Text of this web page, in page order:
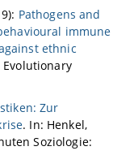
Pathogens and
immune
ethnic
Evolutionary
Zur
. In: Henkel,
Soziologie: